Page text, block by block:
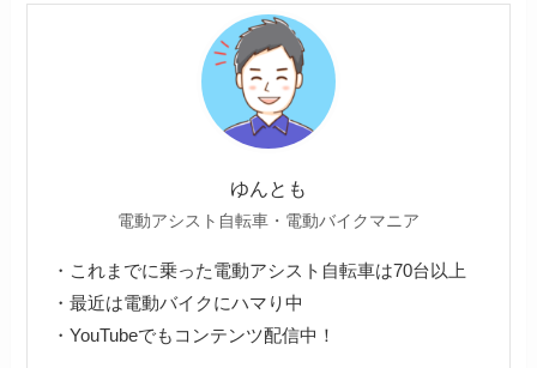
ゆんとも
電動アシスト自転車・電動バイクマニア
・これまでに乗った電動アシスト自転車は70台以上
・最近は電動バイクにハマり中
・YouTubeでもコンテンツ配信中！